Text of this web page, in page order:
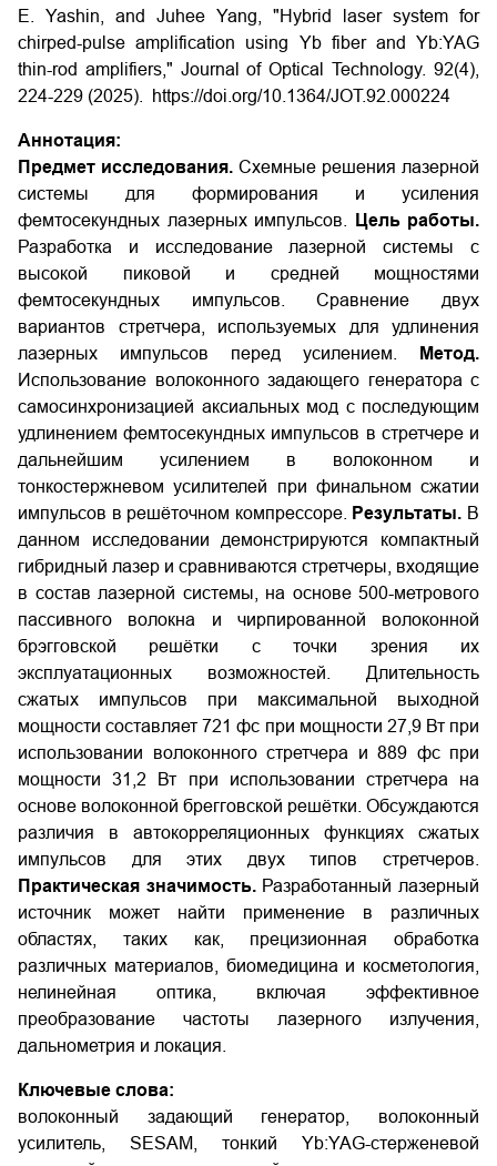
E. Yashin, and Juhee Yang, "Hybrid laser system for
chirped-pulse amplification using Yb fiber and Yb:YAG
thin-rod amplifiers," Journal of Optical Technology. 92(4),
224-229 (2025).
https://doi.org/10.1364/JOT.92.000224
Аннотация:
Предмет исследования. Схемные решения лазерной
системы для формирования и усиления
фемтосекундных лазерных импульсов.
Цель работы.
Разработка и исследование лазерной системы с
высокой пиковой и средней мощностями
фемтосекундных импульсов. Сравнение двух
вариантов стретчера, используемых для удлинения
лазерных импульсов перед усилением.
Метод.
Использование волоконного задающего генератора с
самосинхронизацией аксиальных мод с последующим
удлинением фемтосекундных импульсов в стретчере и
дальнейшим усилением в волоконном и
тонкостержневом усилителей при финальном сжатии
импульсов в решёточном компрессоре.
Результаты. В
данном исследовании демонстрируются компактный
гибридный лазер и сравниваются стретчеры, входящие
в состав лазерной системы, на основе 500-метрового
пассивного волокна и чирпированной волоконной
брэгговской решётки с точки зрения их
эксплуатационных возможностей. Длительность
сжатых импульсов при максимальной выходной
мощности составляет 721 фс при мощности 27,9 Вт при
использовании волоконного стретчера и 889 фс при
мощности 31,2 Вт при использовании стретчера на
основе волоконной брегговской решётки. Обсуждаются
различия в автокорреляционных функциях сжатых
импульсов для этих двух типов стретчеров.
Практическая значимость.Разработанный лазерный
источник может найти применение в различных
областях, таких как, прецизионная обработка
различных материалов, биомедицина и косметология,
нелинейная оптика, включая эффективное
преобразование частоты лазерного излучения,
дальнометрия и локация.
Ключевые слова:
волоконный задающий генератор, волоконный
усилитель, SESAM, тонкий Yb:YAG-стерженевой